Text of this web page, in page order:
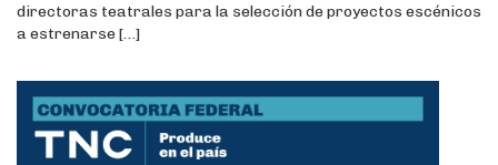
directoras teatrales para la selección de proyectos escénicos
a estrenarse […]